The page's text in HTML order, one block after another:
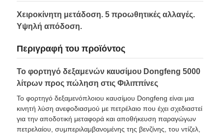
Φορτηγό ψυγείου
Ειδικά εξαρτήματα οχημάτων
Υγιεινής Ηλεκτρικό Τρικυκλικό
Χειροκίνητη μετάδοση. 5 προωθητικές αλλαγές.
Υψηλή απόδοση.
Περιγραφή του προϊόντος
Το φορτηγό δεξαμενών καυσίμου Dongfeng 5000
λίτρων προς πώληση στις Φιλιππίνες
Το φορτηγό δεξαμενόπλοιου καυσίμου Dongfeng είναι μια
κινητή λύση ανεφοδιασμού με πετρέλαιο που έχει σχεδιαστεί
για την αποδοτική μεταφορά και αποθήκευση παραγώγων
πετρελαίου, συμπεριλαμβανομένης της βενζίνης, του ντίζελ,